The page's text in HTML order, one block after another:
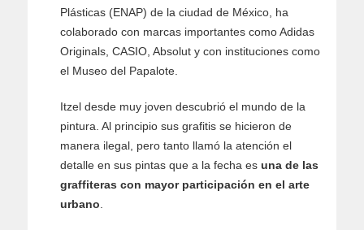
Plásticas (ENAP) de la ciudad de México, ha
colaborado con marcas importantes como Adidas
Originals, CASIO, Absolut y con instituciones como
el Museo del Papalote.
Itzel desde muy joven descubrió el mundo de la
pintura. Al principio sus grafitis se hicieron de
manera ilegal, pero tanto llamó la atención el
detalle en sus pintas que a la fecha es una de las
graffiteras con mayor participación en el arte
urbano